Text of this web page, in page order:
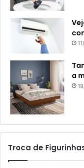
a
Troca de